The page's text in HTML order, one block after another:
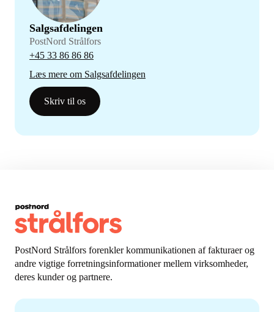
Salgsafdelingen
PostNord Strålfors
+45 33 86 86 86
Læs mere om Salgsafdelingen
Skriv til os
PostNord Strålfors forenkler kommunikationen af fakturaer og
andre vigtige forretningsinformationer mellem virksomheder,
deres kunder og partnere.